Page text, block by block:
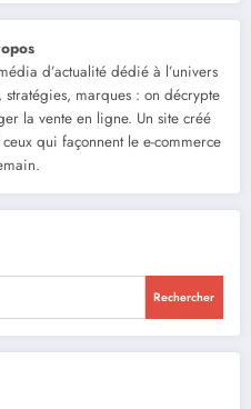
d’actualité dédié à l’univers
stratégies, marques : on décrypte
la vente en ligne. Un site créé
qui façonnent le e-commerce
Rechercher